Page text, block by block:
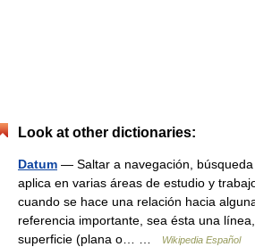
Look at other dictionaries:
Datum — Saltar a navegación,
aplica en varias áreas de estudio y
cuando se hace una relación hacia
referencia importante, sea ésta una
superficie (plana o… …
Wikipedia Español